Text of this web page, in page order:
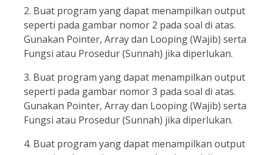
2. Buat program yang dapat menampilkan output
seperti pada gambar nomor 2 pada soal di atas.
Gunakan Pointer, Array dan Looping (Wajib) serta
Fungsi atau Prosedur (Sunnah) jika diperlukan.
3. Buat program yang dapat menampilkan output
seperti pada gambar nomor 3 pada soal di atas.
Gunakan Pointer, Array dan Looping (Wajib) serta
Fungsi atau Prosedur (Sunnah) jika diperlukan.
4. Buat program yang dapat menampilkan output